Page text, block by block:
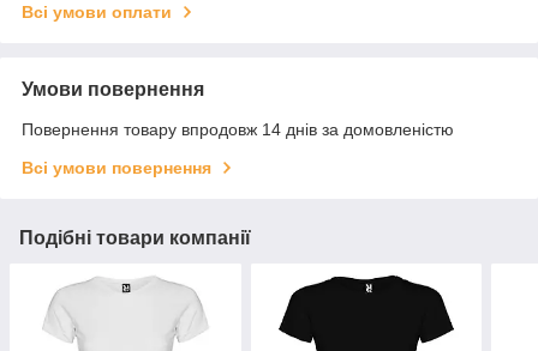
Всі умови оплати
Умови повернення
Повернення товару впродовж 14 днів за домовленістю
Всі умови повернення
Подібні товари компанії